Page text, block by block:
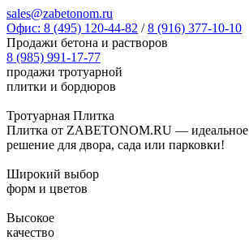
sales@zabetonom.ru
Офис: 8 (495) 120-44-82 / 8 (916) 377-10-10
Продажи бетона и растворов
8 (985) 991-17-77
продажи тротуарной
плитки и бордюров
Тротуарная Плитка
Плитка от ZABETONOM.RU — идеальное
решение для двора, сада или парковки!
Широкий выбор
форм и цветов
Высокое
качество